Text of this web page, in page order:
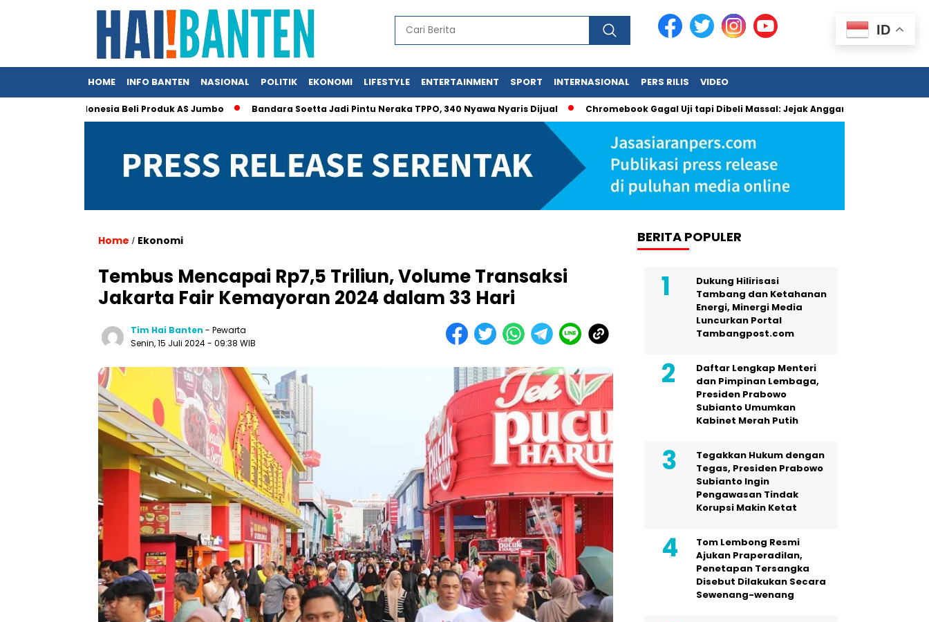
HOME INFO BANTEN NASIONAL POLITIK EKONOMI LIFESTYLE ENTERTAINMENT SPORT INTERNASIONAL PERS RILIS VIDEO
Indonesia Beli Produk AS Jumbo Bandara Soetta Jadi Pintu Neraka TPPO, 340 Nyawa Nyaris Dijual Chromebook Gagal Uji tapi Dibeli Massal: Jejak Anggaran Jumbo dan
Home / Ekonomi
Tembus Mencapai Rp7,5 Triliun, Volume Transaksi
Jakarta Fair Kemayoran 2024 dalam 33 Hari
Tim Hai Banten - Pewarta
Senin, 15 Juli 2024 - 09:38 WIB
BERITA POPULER
Dukung Hilirisasi
Tambang dan Ketahanan
Energi, Minergi Media
Luncurkan Portal
Tambangpost.com
Daftar Lengkap Menteri
dan Pimpinan Lembaga,
Presiden Prabowo
Subianto Umumkan
Kabinet Merah Putih
Tegakkan Hukum dengan
Tegas, Presiden Prabowo
Subianto Ingin
Pengawasan Tindak
Korupsi Makin Ketat
Tom Lembong Resmi
Ajukan Praperadilan,
Penetapan Tersangka
Disebut Dilakukan Secara
Sewenang-wenang
ID